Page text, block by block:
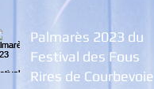
Palmarès 2023 du
Festival des Fous
Rires de Courbevoie